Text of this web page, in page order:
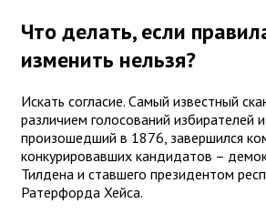
Что делать, если
изменить нельзя?
Искать согласие. Самый известный
различием голосований избирателей
произошедший в 1876, завершился
конкурировавших кандидатов –
Тилдена и ставшего президентом
Ратерфорда Хейса.